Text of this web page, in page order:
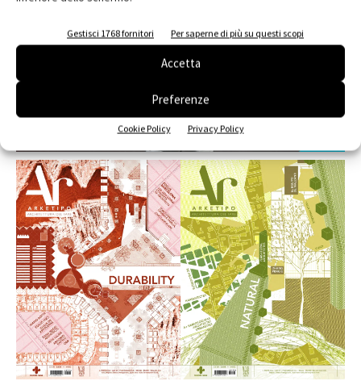
Gestisci 1768 fornitori Per saperne di più su questi scopi
Accetta
Preferenze
Cookie Policy Privacy Policy